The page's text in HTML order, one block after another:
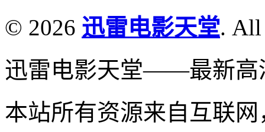
© 2026 迅雷电影天堂. All
迅雷电影天堂——最新高
本站所有资源来自互联